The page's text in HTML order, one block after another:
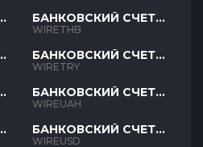
БАНКОВСКИЙ СЧЕТ
THB
WIRETHB
БАНКОВСКИЙ СЧЕТ
TRY
WIRETRY
БАНКОВСКИЙ СЧЕТ
UAH
WIREUAH
БАНКОВСКИЙ СЧЕТ
USD
WIREUSD